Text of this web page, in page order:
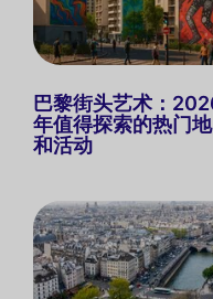
巴黎街头艺术：
年值得探索的热门
和活动